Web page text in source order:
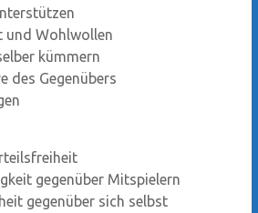
und Wohlwollen
kümmern
des Gegenübers
gegenüber Mitspielern
gegenüber sich selbst